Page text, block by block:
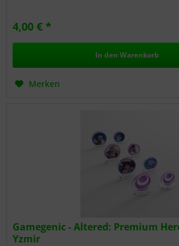
4,00 € *
In den Warenkorb
Merken
Gamegenic - Altered: Premium
Yzmir